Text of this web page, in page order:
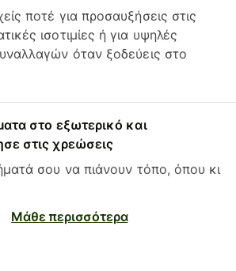
ποτέ για προσαυξήσεις στις
ισοτιμίες ή για υψηλές
όταν ξοδεύεις στο
στο εξωτερικό και
στις χρεώσεις
σου να πιάνουν τόπο, όπου κι
Μάθε περισσότερα